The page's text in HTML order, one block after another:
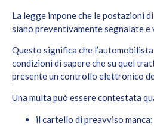
La legge impone che le postazioni
siano preventivamente segnalate e
Questo significa che
condizioni di sapere che su quel
presente un controllo elettronico
Una multa può essere contestata
il cartello di preavviso manca;